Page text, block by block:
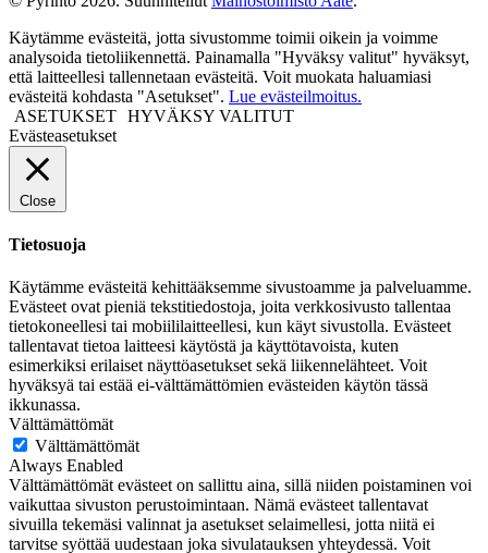
Käytämme evästeitä, jotta sivustomme toimii oikein ja voimme
analysoida tietoliikennettä. Painamalla "Hyväksy valitut" hyväksyt,
että laitteellesi tallennetaan evästeitä. Voit muokata haluamiasi
evästeitä kohdasta "Asetukset". Lue evästeilmoitus.
ASETUKSET HYVÄKSY VALITUT
Evästeasetukset
Close
Tietosuoja
Käytämme evästeitä kehittääksemme sivustoamme ja palveluamme.
Evästeet ovat pieniä tekstitiedostoja, joita verkkosivusto tallentaa
tietokoneellesi tai mobiililaitteellesi, kun käyt sivustolla. Evästeet
tallentavat tietoa laitteesi käytöstä ja käyttötavoista, kuten
esimerkiksi erilaiset näyttöasetukset sekä liikennelähteet. Voit
hyväksyä tai estää ei-välttämättömien evästeiden käytön tässä
ikkunassa.
Välttämättömät
Välttämättömät
Always Enabled
Välttämättömät evästeet on sallittu aina, sillä niiden poistaminen voi
vaikuttaa sivuston perustoimintaan. Nämä evästeet tallentavat
sivuilla tekemäsi valinnat ja asetukset selaimellesi, jotta niitä ei
tarvitse syöttää uudestaan joka sivulatauksen yhteydessä. Voit